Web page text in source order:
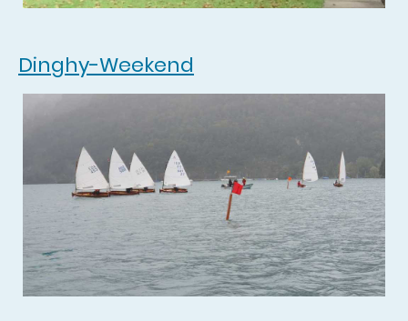
Dinghy-Weekend